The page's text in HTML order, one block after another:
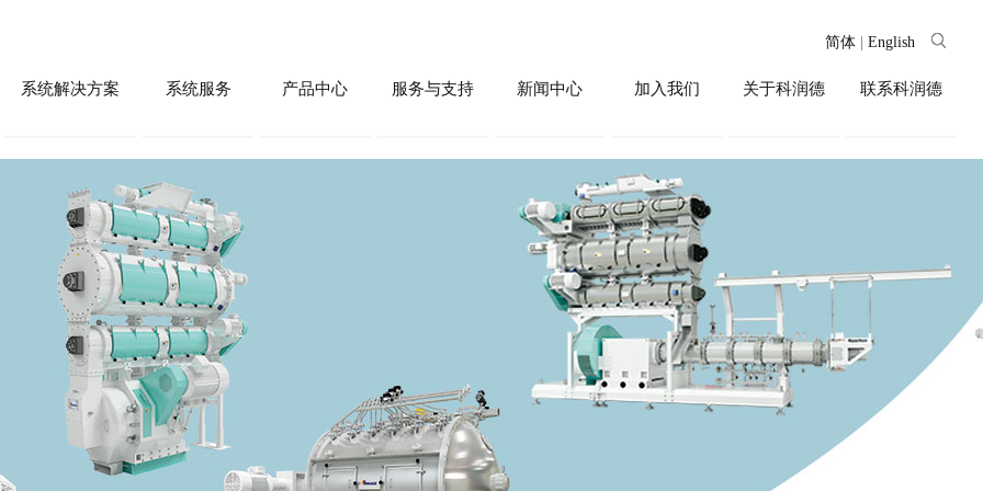
简体 |English
系统解决方案 系统服务 产品中心 服务与支持 新闻中心 加入我们 关于科润德 联系科润德